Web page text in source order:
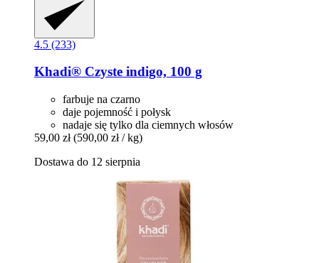
4.5 (233)
Khadi® Czyste indigo, 100 g
farbuje na czarno
daje pojemność i połysk
nadaje się tylko dla ciemnych włosów
59,00 zł (590,00 zł / kg)
Dostawa do 12 sierpnia